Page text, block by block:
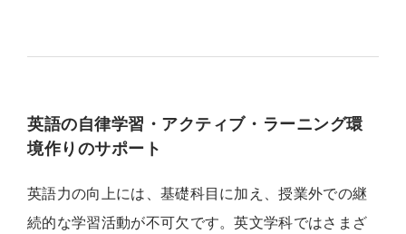
英語の自律学習・アクティブ・ラーニング環
境作りのサポート
英語力の向上には、基礎科目に加え、授業外での継
続的な学習活動が不可欠です。英文学科ではさまざ